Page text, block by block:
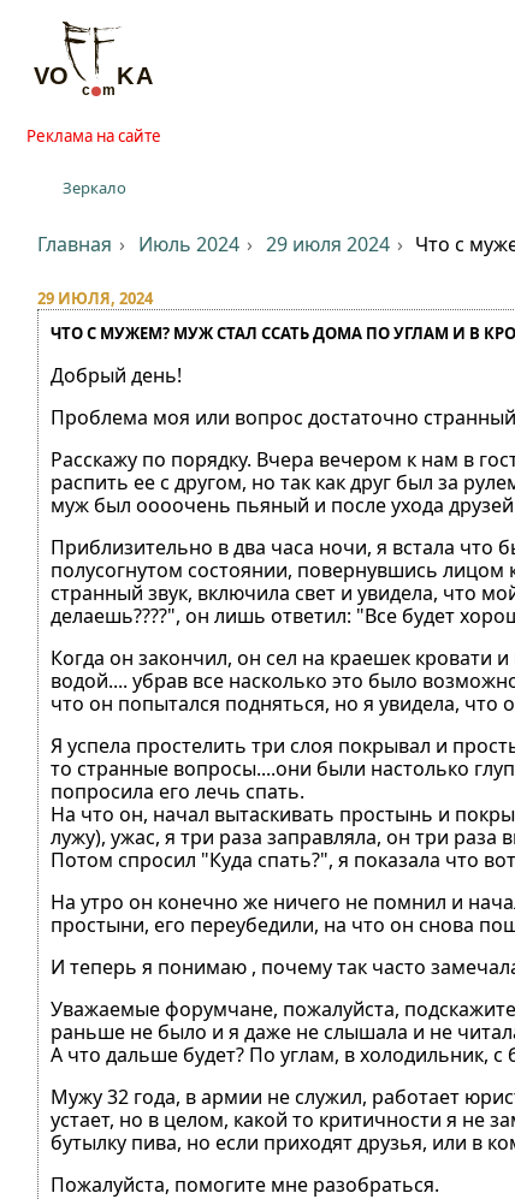
Реклама на сайте
Зеркало
Главная Июль 2024 29 июля 2024 Что с
29 ИЮЛЯ, 2024
ЧТО С МУЖЕМ? МУЖ СТАЛ ССАТЬ ДОМА ПО УГЛАМ И В
Добрый день!
Проблема моя или вопрос достаточно
Расскажу по порядку. Вчера вечером к нам в
распить ее с другом, но так как друг был за
муж был оооочень пьяный и после ухода
Приблизительно в два часа ночи, я встала что
полусогнутом состоянии, повернувшись лицом
странный звук, включила свет и увидела, что
делаешь????", он лишь ответил: "Все будет
Когда он закончил, он сел на краешек кровати
водой.... убрав все насколько это было
что он попытался подняться, но я увидела,
Я успела простелить три слоя покрывал и
то странные вопросы....они были настолько
попросила его лечь спать.
На что он, начал вытаскивать простынь и
лужу), ужас, я три раза заправляла, он три раза
Потом спросил "Куда спать?", я показала что
На утро он конечно же ничего не помнил и
простыни, его переубедили, на что он снова
И теперь я понимаю , почему так часто
Уважаемые форумчане, пожалуйста,
раньше не было и я даже не слышала и не
А что дальше будет? По углам, в холодильник, с
Мужу 32 года, в армии не служил, работает
устает, но в целом, какой то критичности я не
бутылку пива, но если приходят друзья, или в
Пожалуйста, помогите мне разобраться.